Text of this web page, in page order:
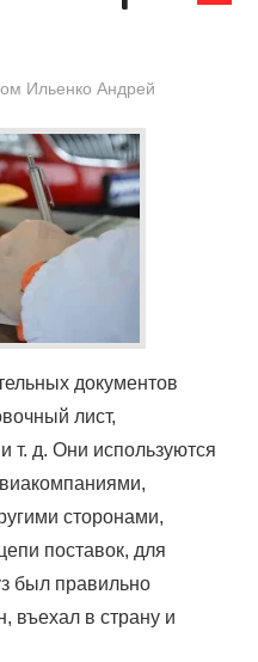
Ильенко Андрей
документов
лист,
т. д. Они используются
сторонами,
поставок, для
был правильно
въехал в страну и